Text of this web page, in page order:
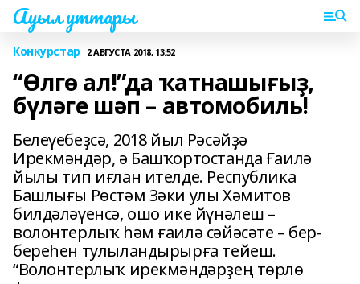
Ауыл уттары
Конкурстар 2 АВГУСТА 2018, 13:52
“Өлгө ал!”да ҡатнашығыҙ,
бүләге шәп – автомобиль!
Белеүебеҙсә, 2018 йыл Рәсәйҙә
Ирекмәндәр, ә Башҡортостанда Ғаилә
йылы тип иғлан ителде. Республика
Башлығы Рөстәм Зәки улы Хәмитов
билдәләүенсә, ошо ике йүнәлеш –
волонтерлыҡ һәм ғаилә сәйәсәте – бер-
береһен тулыландырырға тейеш.
“Волонтерлыҡ ирекмәндәрҙең төрлө